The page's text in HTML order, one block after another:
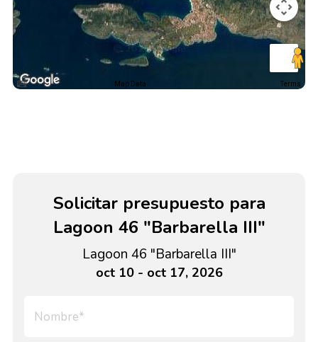
Map Data Terms
Solicitar presupuesto para
Lagoon 46 "Barbarella III"
Lagoon 46 "Barbarella III"
oct 10 - oct 17, 2026